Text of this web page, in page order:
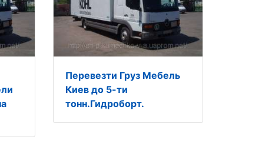
Перевезти Груз Мебель
Киев до 5-ти
тонн.Гидроборт.